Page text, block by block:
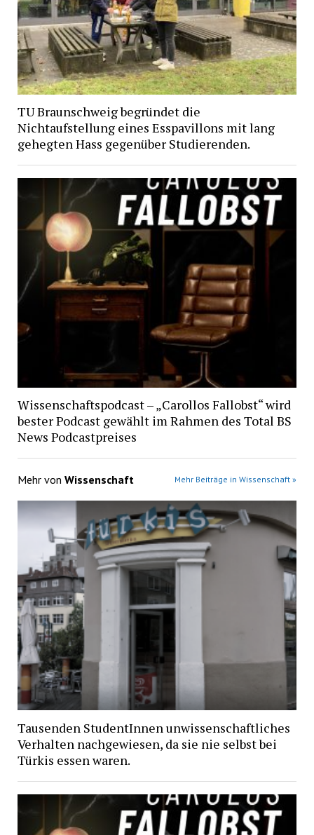
TU Braunschweig begründet die
Nichtaufstellung eines Esspavillons mit lang
gehegten Hass gegenüber Studierenden.
Wissenschaftspodcast – „Carollos Fallobst“ wird
bester Podcast gewählt im Rahmen des Total BS
News Podcastpreises
Mehr von Wissenschaft Mehr Beiträge in Wissenschaft »
Tausenden StudentInnen unwissenschaftliches
Verhalten nachgewiesen, da sie nie selbst bei
Türkis essen waren.